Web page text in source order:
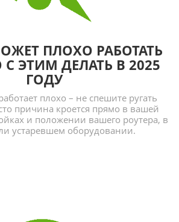
ПЛОХО РАБОТАТЬ
С ЭТИМ ДЕЛАТЬ В 2025
ГОДУ
плохо – не спешите ругать
причина кроется прямо в вашей
и положении вашего роутера, в
устаревшем оборудовании.